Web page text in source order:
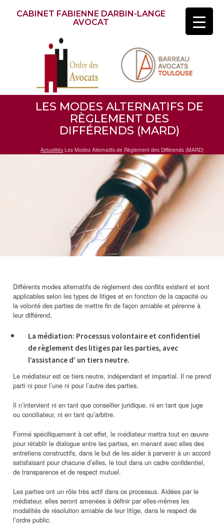
CABINET FABIENNE DARBIN-LANGE
AVOCAT
LES MODES ALTERNATIFS DE
RÈGLEMENT DES
DIFFÉRENDS (MARD)
Actualités Les Modes Alternatifs de Règlement des Différends (MARD)
Différents modes alternatifs de règlement des conflits existent et sont
applicables selon les types de litiges et en fonction de la capacité ou
la volonté des parties de mettre fin de façon amiable et pérenne à
leur différend.
La médiation: Processus volontaire et confidentiel
de règlement des litiges par les parties, avec
l’assistance d’ un tiers neutre.
Le médiateur est ce tiers neutre, indépendant et impartial. Il ne prend
parti ni pour l’une ni pour l’autre des parties.
Il n’intervient ni en tant que conseiller juridique, ni en tant que juge
ou conciliateur, ni en tant qu’arbitre.
Formé spécifiquement à cet effet, le médiateur mettra tout en œuvre
pour rétablir le dialogue entre les parties, en menant avec elles des
entretiens constructifs, dans le but de les aider à parvenir à un accord
satisfaisant pour chacune d’elles, le tout dans un cadre confidentiel,
de transparence et de respect mutuel.
Les parties ont un rôle très actif dans ce processus. Aidées par le
médiateur, elles seront amenées à définir par elles-mêmes les
modalités de résolution amiable de leur litige, dans le respect de
l’ordre public.